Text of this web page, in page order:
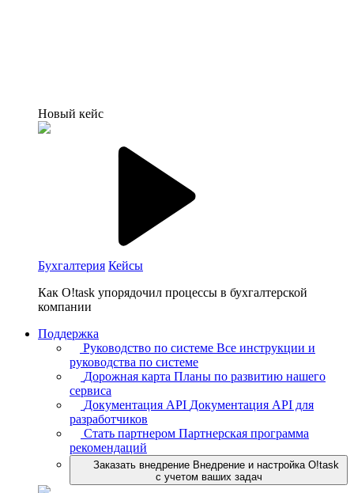
Новый кейс
Бухгалтерия Кейсы
Как O!task упорядочил процессы в бухгалтерской
компании
Поддержка
Руководство по системе Все инструкции и
руководства по системе
Дорожная карта Планы по развитию нашего
сервиса
Документация API Документация API для
разработчиков
Стать партнером Партнерская программа
рекомендаций
Заказать внедрение Внедрение и настройка O!task
с учетом ваших задач